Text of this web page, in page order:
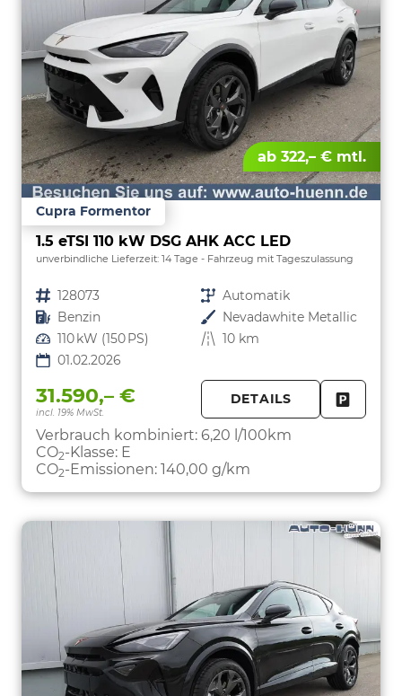
ab 322,– € mtl.
Cupra Formentor
1.5 eTSI 110 kW DSG AHK ACC LED
unverbindliche Lieferzeit: 14 Tage Fahrzeug mit Tageszulassung
Fahrzeugnr. 128073 Getriebe Automatik
Kraftstoff Benzin Außenfarbe Nevadawhite Metallic
Leistung 110 kW (150 PS) Kilometerstand 10 km
01.02.2026
31.590,– €
incl. 19% MwSt.
DETAILS
Verbrauch kombiniert: 6,20 l/100km
CO2-Klasse: E
CO2-Emissionen: 140,00 g/km